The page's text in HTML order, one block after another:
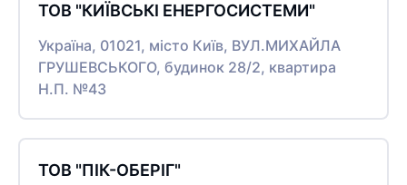
ТОВ "КИЇВСЬКІ ЕНЕРГОСИСТЕМИ"
Україна, 01021, місто Київ, ВУЛ.МИХАЙЛА
ГРУШЕВСЬКОГО, будинок 28/2, квартира
Н.П. №43
ТОВ "ПІК-ОБЕРІГ"